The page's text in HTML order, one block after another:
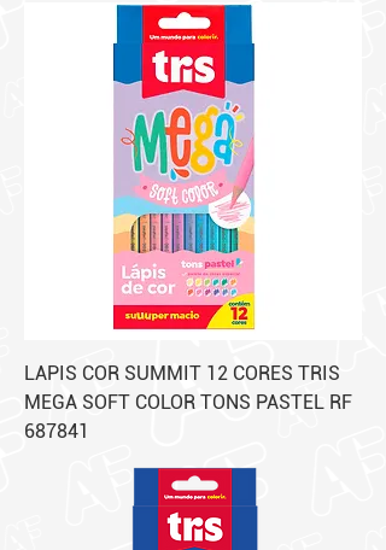
LAPIS COR SUMMIT 12 CORES TRIS
MEGA SOFT COLOR TONS PASTEL RF
687841